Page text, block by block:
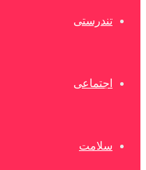
تندرستی
اجتماعی
سلامت